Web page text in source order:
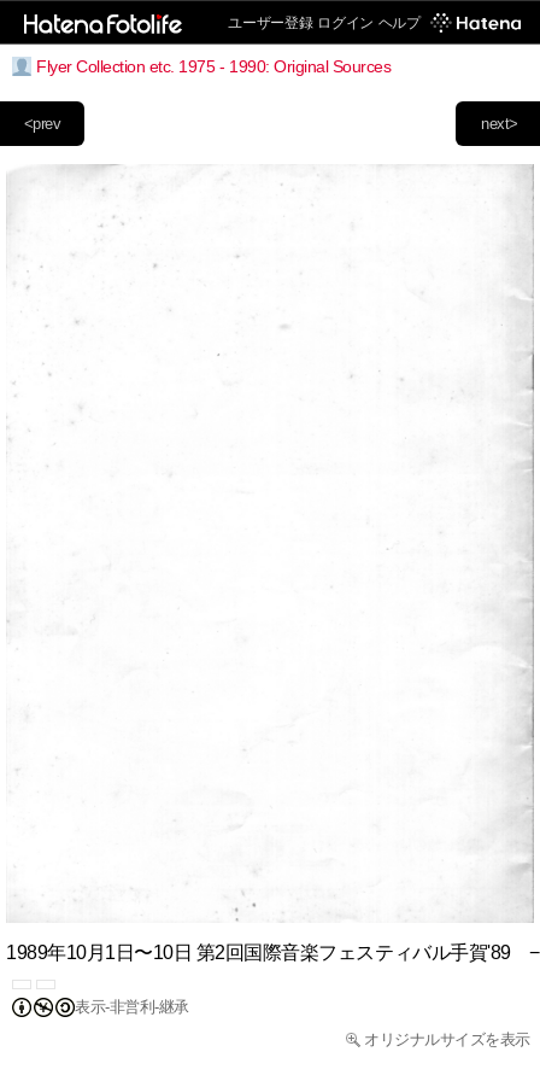
ユーザー登録 ログイン ヘルプ
Flyer Collection etc. 1975 - 1990: Original Sources
next>
<prev
1989年10月1日〜10日 第2回国際音楽フェスティバル手賀'89
表示-非営利-継承
オリジナルサイズを表示